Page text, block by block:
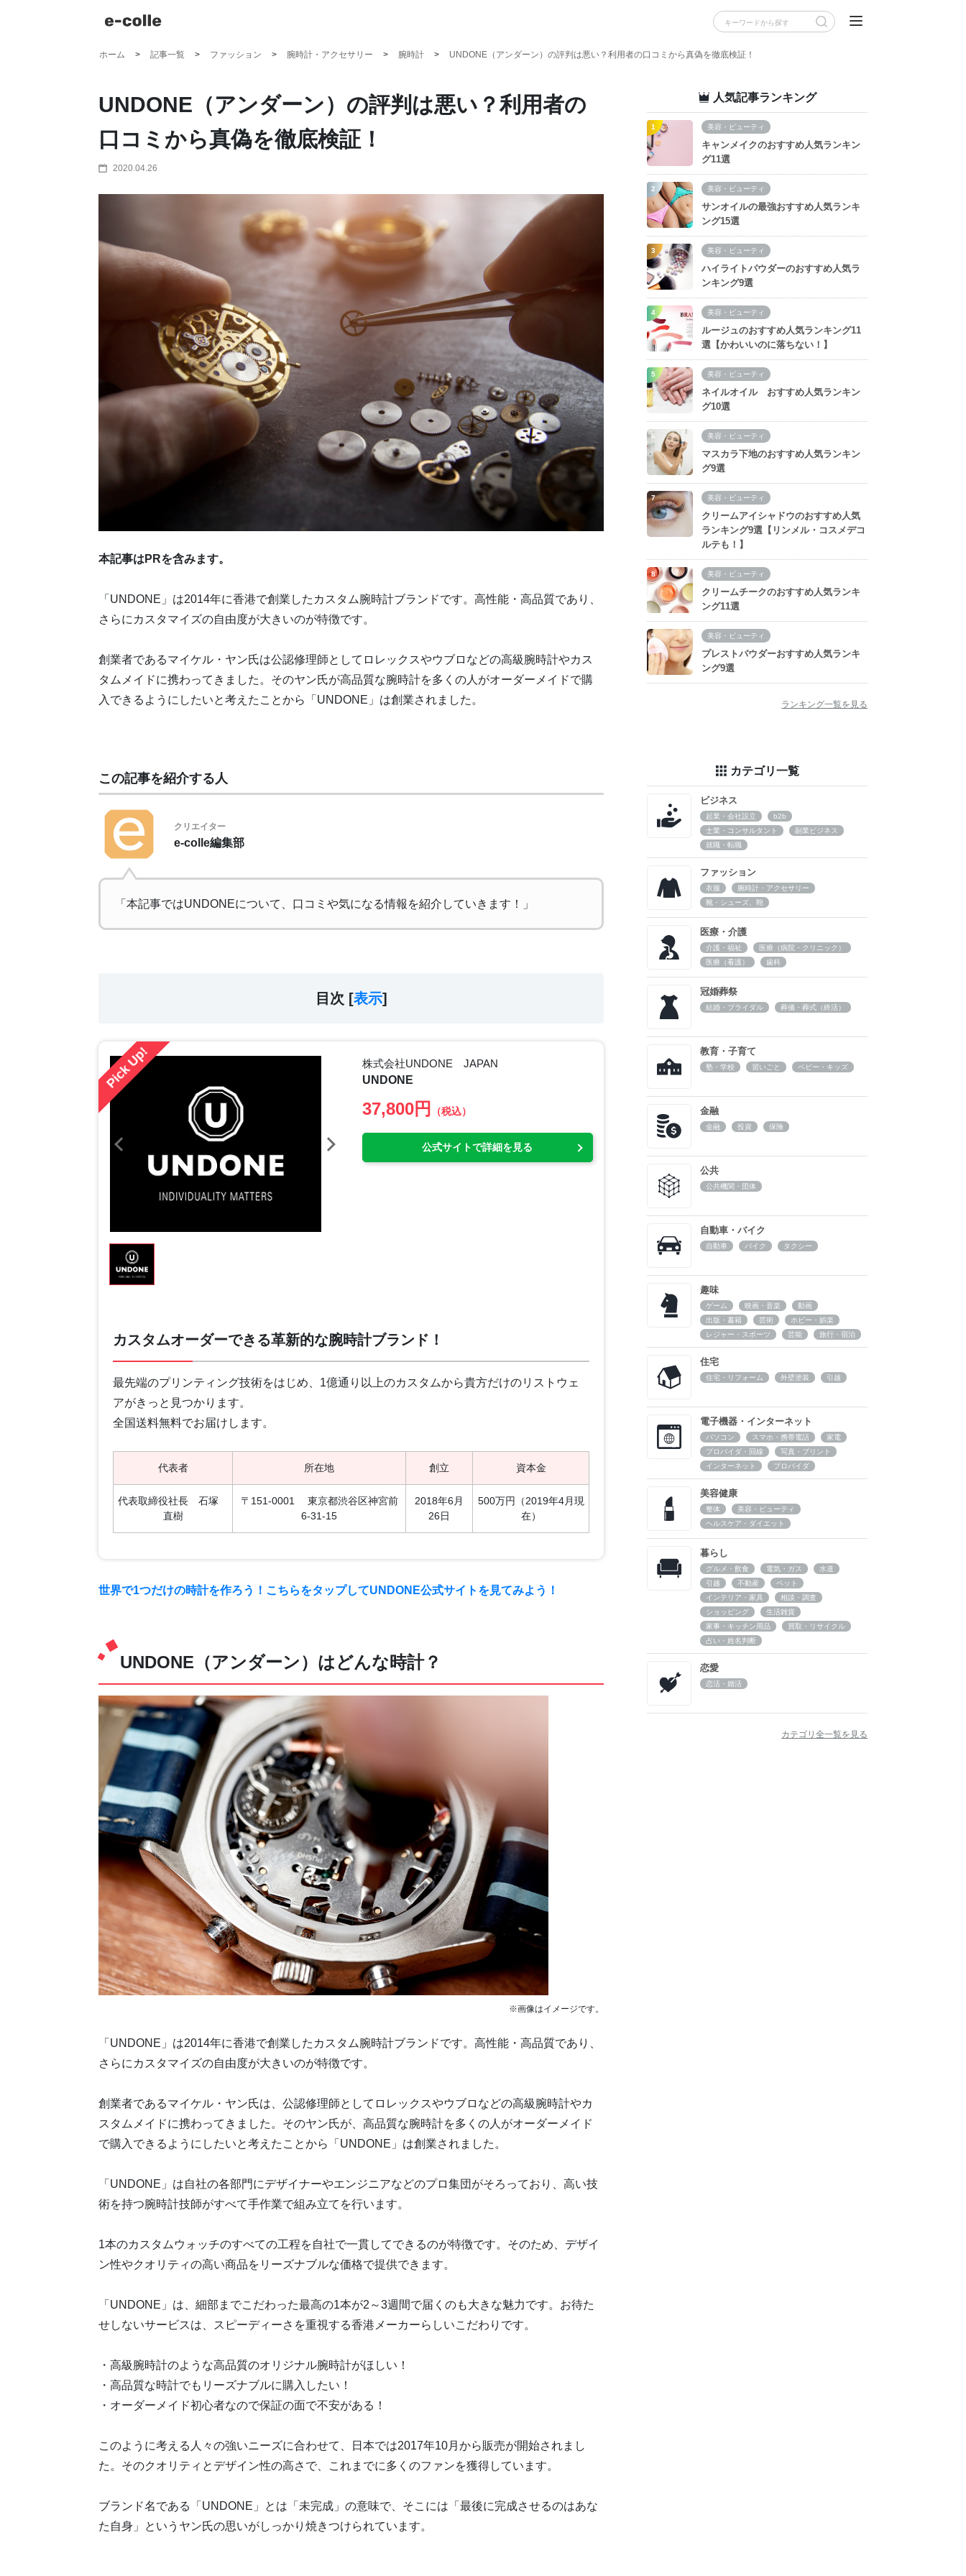
ホーム 記事一覧 ファッション 腕時計・アクセサリー 腕時計 UNDONE（アンダーン）の評判は悪い？利用者の口コミから真偽を徹底検証！
UNDONE（アンダーン）の評判は悪い？利用者の
口コミから真偽を徹底検証！
2020.04.26
本記事はPRを含みます。
「UNDONE」は2014年に香港で創業したカスタム腕時計ブランドです。高性能・高品質であり、
さらにカスタマイズの自由度が大きいのが特徴です。
創業者であるマイケル・ヤン氏は公認修理師としてロレックスやウブロなどの高級腕時計やカス
タムメイドに携わってきました。そのヤン氏が高品質な腕時計を多くの人がオーダーメイドで購
入できるようにしたいと考えたことから「UNDONE」は創業されました。
この記事を紹介する人
クリエイター
e-colle編集部
「本記事ではUNDONEについて、口コミや気になる情報を紹介していきます！」
目次 [表示]
Pick Up!
株式会社UNDONE JAPAN
UNDONE
37,800円 （税込）
公式サイトで詳細を見る
カスタムオーダーできる革新的な腕時計ブランド！
最先端のプリンティング技術をはじめ、1億通り以上のカスタムから貴方だけのリストウェ
アがきっと見つかります。
全国送料無料でお届けします。
代表者 所在地 創立 資本金
代表取締役社長 石塚
直樹
〒151-0001 東京都渋谷区神宮前
6-31-15
2018年6月
26日
500万円（2019年4月現
在）
世界で1つだけの時計を作ろう！こちらをタップしてUNDONE公式サイトを見てみよう！
UNDONE（アンダーン）はどんな時計？
※画像はイメージです。
「UNDONE」は2014年に香港で創業したカスタム腕時計ブランドです。高性能・高品質であり、
さらにカスタマイズの自由度が大きいのが特徴です。
創業者であるマイケル・ヤン氏は、公認修理師としてロレックスやウブロなどの高級腕時計やカ
スタムメイドに携わってきました。そのヤン氏が、高品質な腕時計を多くの人がオーダーメイド
で購入できるようにしたいと考えたことから「UNDONE」は創業されました。
「UNDONE」は自社の各部門にデザイナーやエンジニアなどのプロ集団がそろっており、高い技
術を持つ腕時計技師がすべて手作業で組み立てを行います。
1本のカスタムウォッチのすべての工程を自社で一貫してできるのが特徴です。そのため、デザイ
ン性やクオリティの高い商品をリーズナブルな価格で提供できます。
「UNDONE」は、細部までこだわった最高の1本が2～3週間で届くのも大きな魅力です。お待た
せしないサービスは、スピーディーさを重視する香港メーカーらしいこだわりです。
・高級腕時計のような高品質のオリジナル腕時計がほしい！
・高品質な時計でもリーズナブルに購入したい！
・オーダーメイド初心者なので保証の面で不安がある！
このように考える人々の強いニーズに合わせて、日本では2017年10月から販売が開始されまし
た。そのクオリティとデザイン性の高さで、これまでに多くのファンを獲得しています。
ブランド名である「UNDONE」とは「未完成」の意味で、そこには「最後に完成させるのはあな
た自身」というヤン氏の思いがしっかり焼きつけられています。
人気記事ランキング
美容・ビューティ
キャンメイクのおすすめ人気ランキン
グ11選
美容・ビューティ
サンオイルの最強おすすめ人気ランキ
ング15選
美容・ビューティ
ハイライトパウダーのおすすめ人気ラ
ンキング9選
美容・ビューティ
ルージュのおすすめ人気ランキング11
選【かわいいのに落ちない！】
美容・ビューティ
ネイルオイル おすすめ人気ランキン
グ10選
美容・ビューティ
マスカラ下地のおすすめ人気ランキン
グ9選
美容・ビューティ
クリームアイシャドウのおすすめ人気
ランキング9選【リンメル・コスメデコ
ルテも！】
美容・ビューティ
クリームチークのおすすめ人気ランキ
ング11選
美容・ビューティ
プレストパウダーおすすめ人気ランキ
ング9選
ランキング一覧を見る
カテゴリ一覧
ビジネス
起業・会社設立
b2b
士業・コンサルタント
副業ビジネス
就職・転職
ファッション
衣服
腕時計・アクセサリー
靴・シューズ、鞄
医療・介護
介護・福祉
医療（病院・クリニック）
医療（看護）
歯科
冠婚葬祭
結婚・ブライダル 葬儀・葬式（終活）
教育・子育て
塾・学校 習いごと ベビー・キッズ
金融
金融 投資 保険
公共
公共機関・団体
自動車・バイク
自動車 バイク タクシー
趣味
ゲーム 映画・音楽
動画
出版・書籍
芸術
ホビー・娯楽
レジャー・スポーツ
芸能 旅行・宿泊
住宅
住宅・リフォーム 外壁塗装 引越
電子機器・インターネット
パソコン スマホ・携帯電話
家電
プロバイダ・回線
写真・プリント
インターネット
プロバイダ
美容健康
整体
美容・ビューティ
ヘルスケア・ダイエット
暮らし
グルメ・飲食 電気・ガス
水道
引越
不動産
ペット
インテリア・家具
相談・調査
ショッピング
生活雑貨
家事・キッチン用品
買取・リサイクル
占い・姓名判断
恋愛
恋活・婚活
カテゴリ全一覧を見る